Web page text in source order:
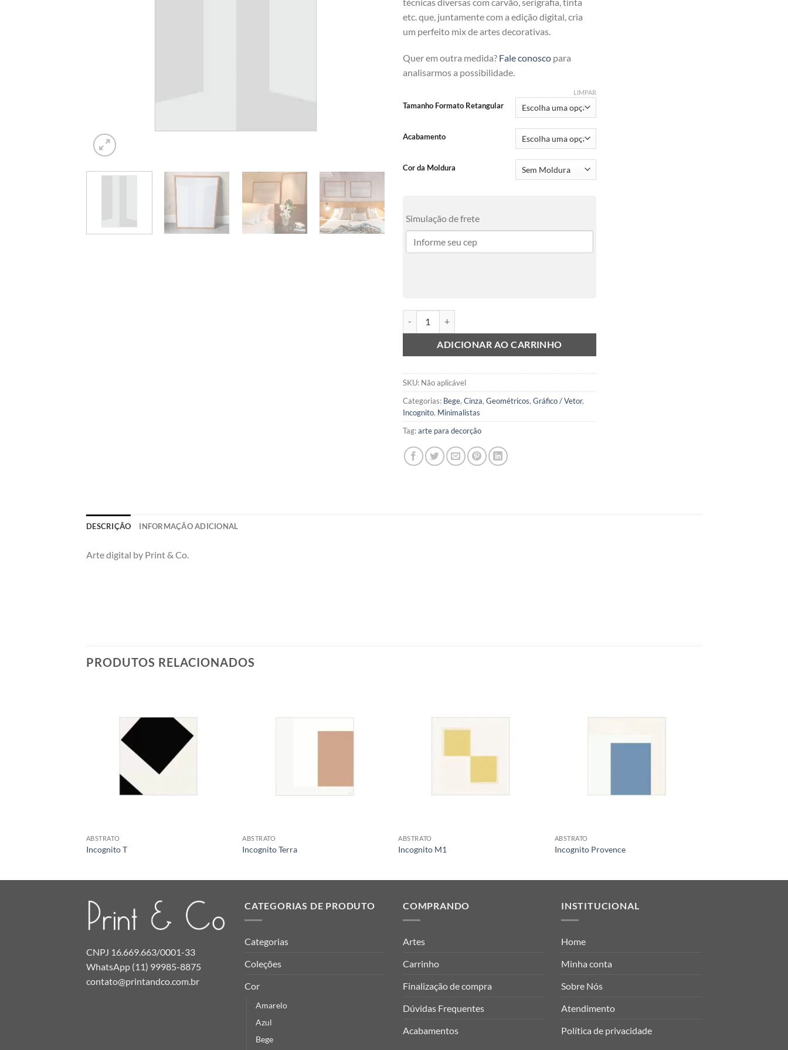
etc. que, juntamente com a edição digital, cria
um perfeito mix de artes decorativas.
Quer em outra medida? Fale conosco para
analisarmos a possibilidade.
Tamanho Formato Retangular
Acabamento
Cor da Moldura
LIMPAR
Simulação de frete
ADICIONAR AO CARRINHO
SKU: Não aplicável
Categorias: Bege, Cinza, Geométricos, Gráfico / Vetor,
Incognito, Minimalistas
Tag:arte para decorção
DESCRIÇÃO INFORMAÇÃO ADICIONAL
Arte digital by Print & Co.
PRODUTOS RELACIONADOS
ABSTRATO
Incognito T
ABSTRATO
Incognito Terra
ABSTRATO
Incognito M1
ABSTRATO
Incognito Provence
CNPJ 16.669.663/0001-33
WhatsApp (11) 99985-8875
contato@printandco.com.br
CATEGORIAS DE PRODUTO
Categorias
Coleções
Cor
Amarelo
Azul
Bege
COMPRANDO
Artes
Carrinho
Finalização de compra
Dúvidas Frequentes
Acabamentos
INSTITUCIONAL
Home
Minha conta
Sobre Nós
Atendimento
Política de privacidade